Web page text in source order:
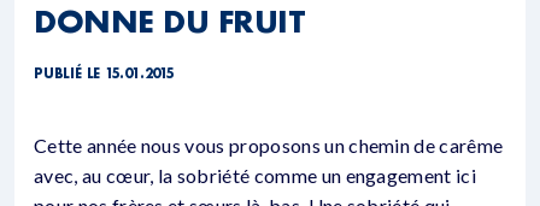
DONNE DU FRUIT
PUBLIÉ LE 15.01.2015
Cette année nous vous proposons un chemin de carême
avec, au cœur, la sobriété comme un engagement ici